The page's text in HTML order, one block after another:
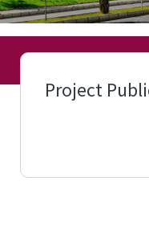
Project